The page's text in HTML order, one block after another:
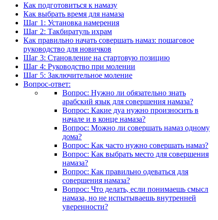
Как подготовиться к намазу
Как выбрать время для намаза
Шаг 1: Установка намерения
Шаг 2: Такбиратуль ихрам
Как правильно начать совершать намаз: пошаговое
руководство для новичков
Шаг 3: Становление на стартовую позицию
Шаг 4: Руководство при молении
Шаг 5: Заключительное моление
Вопрос-ответ:
Вопрос: Нужно ли обязательно знать
арабский язык для совершения намаза?
Вопрос: Какие дуа нужно произносить в
начале и в конце намаза?
Вопрос: Можно ли совершать намаз одному
дома?
Вопрос: Как часто нужно совершать намаз?
Вопрос: Как выбрать место для совершения
намаза?
Вопрос: Как правильно одеваться для
совершения намаза?
Вопрос: Что делать, если понимаешь смысл
намаза, но не испытываешь внутренней
уверенности?